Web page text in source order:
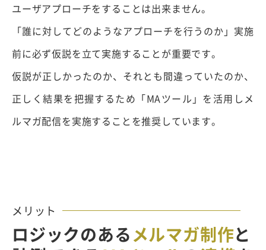
ユーザアプローチをすることは出来ません。
「誰に対してどのようなアプローチを行うのか」実施
前に必ず仮説を立て実施することが重要です。
仮説が正しかったのか、それとも間違っていたのか、
正しく結果を把握するため「MAツール」を活用しメ
ルマガ配信を実施することを推奨しています。
メリット
ロジックのあるメルマガ制作と